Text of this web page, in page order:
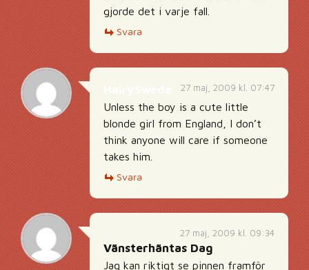
gjorde det i varje fall.
Svara
27 maj, 2009 kl. 07:47
Unless the boy is a cute little
blonde girl from England, I don’t
think anyone will care if someone
takes him.
Svara
27 maj, 2009 kl. 09:34
Vänsterhäntas Dag
Jag kan riktigt se pinnen framför